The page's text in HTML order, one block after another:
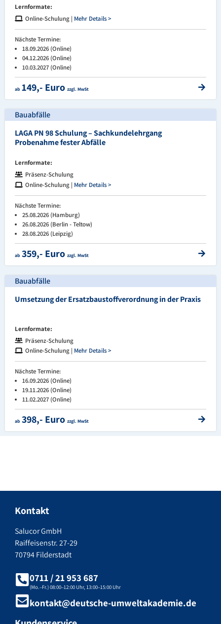
Lernformate:
Online-Schulung | Mehr Details >
Nächste Termine:
18.09.2026 (Online)
04.12.2026 (Online)
10.03.2027 (Online)
ab 149,- Euro zzgl. MwSt
Bauabfälle
LAGA PN 98 Schulung – Sachkundelehrgang
Probenahme fester Abfälle
Lernformate:
Präsenz-Schulung
Online-Schulung | Mehr Details >
Nächste Termine:
25.08.2026 (Hamburg)
26.08.2026 (Berlin - Teltow)
28.08.2026 (Leipzig)
ab 359,- Euro zzgl. MwSt
Bauabfälle
Umsetzung der Ersatzbaustoffverordnung in der Praxis
Lernformate:
Präsenz-Schulung
Online-Schulung | Mehr Details >
Nächste Termine:
16.09.2026 (Online)
19.11.2026 (Online)
11.02.2027 (Online)
ab 398,- Euro zzgl. MwSt
Kontakt
Salucor GmbH
Raiffeisenstr. 27-29
70794 Filderstadt
0711 / 21 953 687
(Mo.–Fr.) 08:00–12:00 Uhr, 13:00–15:00 Uhr
kontakt@deutsche-umweltakademie.de